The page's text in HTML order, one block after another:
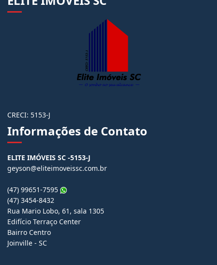
CRECI: 5153-J
Informações de Contato
ELITE IMÓVEIS SC -5153-J
geyson@eliteimoveissc.com.br
(47) 99651-7595
(47) 3454-8432
Rua Mario Lobo, 61, sala 1305
Edifício Terraço Center
Bairro Centro
Joinville - SC